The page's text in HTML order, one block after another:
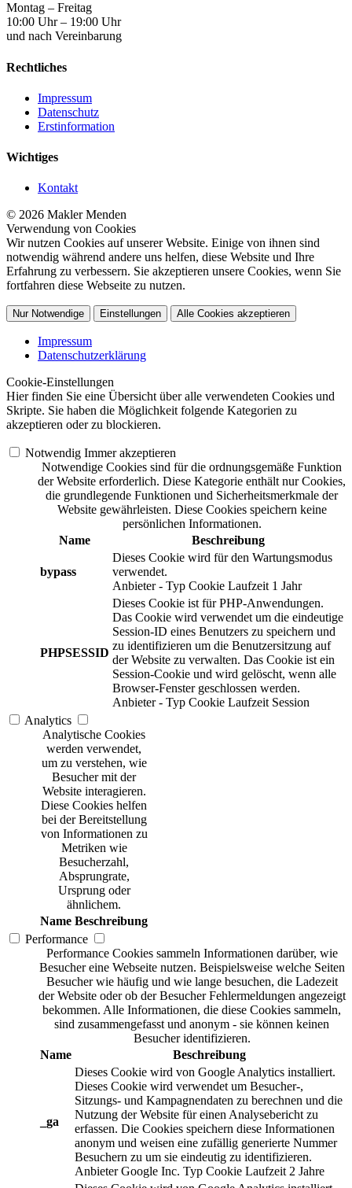
Montag – Freitag
10:00 Uhr – 19:00 Uhr
und nach Vereinbarung
Rechtliches
Impressum
Datenschutz
Erstinformation
Wichtiges
Kontakt
© 2026 Makler Menden
Verwendung von Cookies
Wir nutzen Cookies auf unserer Website. Einige von ihnen sind
notwendig während andere uns helfen, diese Website und Ihre
Erfahrung zu verbessern. Sie akzeptieren unsere Cookies, wenn Sie
fortfahren diese Webseite zu nutzen.
Nur Notwendige Einstellungen Alle Cookies akzeptieren
Impressum
Datenschutzerklärung
Cookie-Einstellungen
Hier finden Sie eine Übersicht über alle verwendeten Cookies und
Skripte. Sie haben die Möglichkeit folgende Kategorien zu
akzeptieren oder zu blockieren.
Notwendig Immer akzeptieren
Notwendige Cookies sind für die ordnungsgemäße Funktion
der Website erforderlich. Diese Kategorie enthält nur Cookies,
die grundlegende Funktionen und Sicherheitsmerkmale der
Website gewährleisten. Diese Cookies speichern keine
persönlichen Informationen.
Name
Beschreibung
bypass
Dieses Cookie wird für den Wartungsmodus
verwendet.
Anbieter - Typ Cookie Laufzeit 1 Jahr
PHPSESSID
Dieses Cookie ist für PHP-Anwendungen.
Das Cookie wird verwendet um die eindeutige
Session-ID eines Benutzers zu speichern und
zu identifizieren um die Benutzersitzung auf
der Website zu verwalten. Das Cookie ist ein
Session-Cookie und wird gelöscht, wenn alle
Browser-Fenster geschlossen werden.
Anbieter - Typ Cookie Laufzeit Session
Analytics
Analytische Cookies
werden verwendet,
um zu verstehen, wie
Besucher mit der
Website interagieren.
Diese Cookies helfen
bei der Bereitstellung
von Informationen zu
Metriken wie
Besucherzahl,
Absprungrate,
Ursprung oder
ähnlichem.
Name Beschreibung
Performance
Performance Cookies sammeln Informationen darüber, wie
Besucher eine Webseite nutzen. Beispielsweise welche Seiten
Besucher wie häufig und wie lange besuchen, die Ladezeit
der Website oder ob der Besucher Fehlermeldungen angezeigt
bekommen. Alle Informationen, die diese Cookies sammeln,
sind zusammengefasst und anonym - sie können keinen
Besucher identifizieren.
Name
Beschreibung
_ga
Dieses Cookie wird von Google Analytics installiert.
Dieses Cookie wird verwendet um Besucher-,
Sitzungs- und Kampagnendaten zu berechnen und die
Nutzung der Website für einen Analysebericht zu
erfassen. Die Cookies speichern diese Informationen
anonym und weisen eine zufällig generierte Nummer
Besuchern zu um sie eindeutig zu identifizieren.
Anbieter Google Inc. Typ Cookie Laufzeit 2 Jahre